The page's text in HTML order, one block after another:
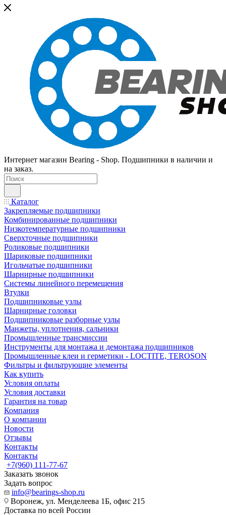
Интернет магазин Bearing - Shop. Подшипники в наличии и
на заказ.
Каталог
Закрепляемые подшипники
Комбинированные подшипники
Низкотемпературные подшипники
Сверхточные подшипники
Роликовые подшипники
Шариковые подшипники
Игольчатые подшипники
Шарнирные подшипники
Системы линейного перемещения
Втулки
Подшипниковые узлы
Шарнирные головки
Подшипниковые разборные узлы
Манжеты, уплотнения, сальники
Промышленные трансмиссии
Инструменты для монтажа и демонтажа подшипников
Промышленные клеи и герметики - LOCTITE, TEROSON
Фильтры и фильтрующие элементы
Как купить
Условия оплаты
Условия доставки
Гарантия на товар
Компания
О компании
Новости
Отзывы
Контакты
Контакты
+7(960) 111-77-67
Заказать звонок
Задать вопрос
info@bearings-shop.ru
Воронеж, ул. Менделеева 1Б, офис 215
Доставка по всей России